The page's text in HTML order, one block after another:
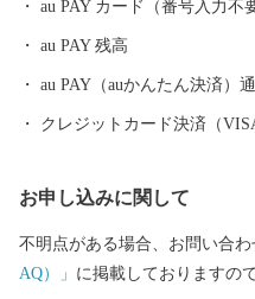
au PAY カード（番号入力不
au PAY 残高
au PAY（auかんたん決済）
クレジットカード決済（
お申し込みに関して
不明点がある場合、お問い合
AQ）」 に掲載しておりますの